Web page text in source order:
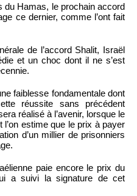
du Hamas, le prochain accord
ce dernier, comme l’ont fait
de l’accord Shalit, Israël
et un choc dont il ne s’est
faiblesse fondamentale dont
réussite sans précédent
réalisé à l’avenir, lorsque le
estime que le prix à payer
d’un millier de prisonniers
paie encore le prix du
a suivi la signature de cet